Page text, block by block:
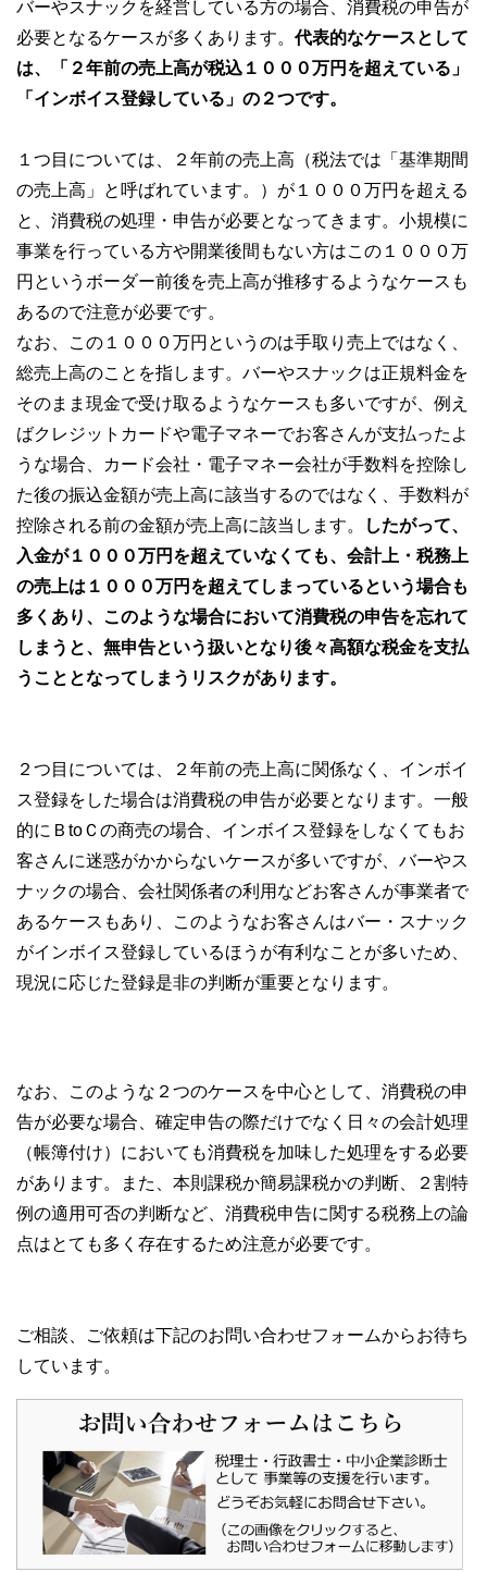
バーやスナックを経営している方の場合、消費税の申告が
必要となるケースが多くあります。代表的なケースとして
は、「２年前の売上高が税込１０００万円を超えている」
「インボイス登録している」の２つです。
１つ目については、２年前の売上高（税法では「基準期間
の売上高」と呼ばれています。）が１０００万円を超える
と、消費税の処理・申告が必要となってきます。小規模に
事業を行っている方や開業後間もない方はこの１０００万
円というボーダー前後を売上高が推移するようなケースも
あるので注意が必要です。
なお、この１０００万円というのは手取り売上ではなく、
総売上高のことを指します。バーやスナックは正規料金を
そのまま現金で受け取るようなケースも多いですが、例え
ばクレジットカードや電子マネーでお客さんが支払ったよ
うな場合、カード会社・電子マネー会社が手数料を控除し
た後の振込金額が売上高に該当するのではなく、手数料が
控除される前の金額が売上高に該当します。
したがって、
入金が１０００万円を超えていなくても、会計上・税務上
の売上は１０００万円を超えてしまっているという場合も
多くあり、このような場合において消費税の申告を忘れて
しまうと、無申告という扱いとなり後々高額な税金を支払
うこととなってしまうリスクがあります。
２つ目については、２年前の売上高に関係なく、インボイ
ス登録をした場合は消費税の申告が必要となります。一般
的にＢtoＣの商売の場合、インボイス登録をしなくてもお
客さんに迷惑がかからないケースが多いですが、バーやス
ナックの場合、会社関係者の利用などお客さんが事業者で
あるケースもあり、このようなお客さんはバー・スナック
がインボイス登録しているほうが有利なことが多いため、
現況に応じた登録是非の判断が重要となります。
なお、このような２つのケースを中心として、消費税の申
告が必要な場合、確定申告の際だけでなく日々の会計処理
（帳簿付け）においても消費税を加味した処理をする必要
があります。また、本則課税か簡易課税かの判断、２割特
例の適用可否の判断など、消費税申告に関する税務上の論
点はとても多く存在するため注意が必要です。
ご相談、ご依頼は下記のお問い合わせフォームからお待ち
しています。